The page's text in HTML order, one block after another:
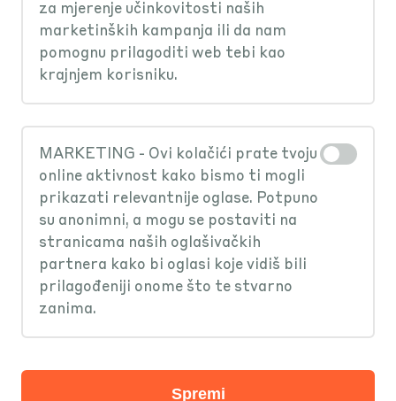
Zauvijek bez
naknada!
KEKS Pay režije – usluga unutar
aplikacije koja ti omogućuje digitalno
primanje računa više od 110 poduzeća
i gradova iz cijele Hrvatske.
Zašto se režije KEKSAJU:
za mjerenje učinkovitosti naših
marketinških kampanja ili da nam
pomognu prilagoditi web tebi kao
krajnjem korisniku.
MARKETING - Ovi kolačići prate tvoju
online aktivnost kako bismo ti mogli
prikazati relevantnije oglase. Potpuno
su anonimni, a mogu se postaviti na
stranicama naših oglašivačkih
partnera kako bi oglasi koje vidiš bili
prilagođeniji onome što te stvarno
zanima.
Spremi